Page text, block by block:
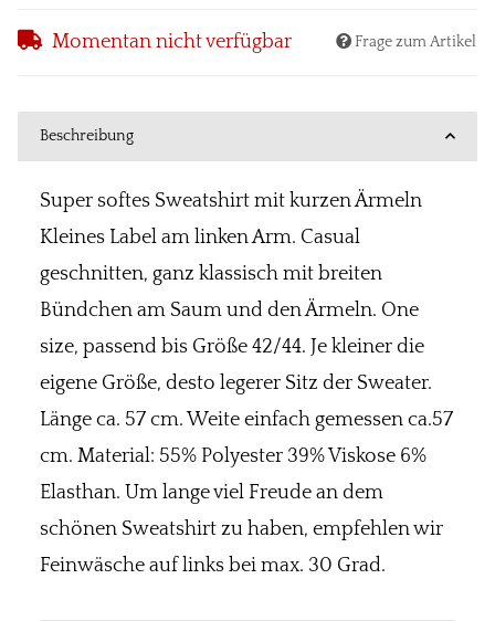
Momentan nicht verfügbar Frage zum Artikel
Beschreibung
Super softes Sweatshirt mit kurzen Ärmeln
Kleines Label am linken Arm. Casual
geschnitten, ganz klassisch mit breiten
Bündchen am Saum und den Ärmeln. One
size, passend bis Größe 42/44. Je kleiner die
eigene Größe, desto legerer Sitz der Sweater.
Länge ca. 57 cm. Weite einfach gemessen ca.57
cm. Material: 55% Polyester 39% Viskose 6%
Elasthan. Um lange viel Freude an dem
schönen Sweatshirt zu haben, empfehlen wir
Feinwäsche auf links bei max. 30 Grad.